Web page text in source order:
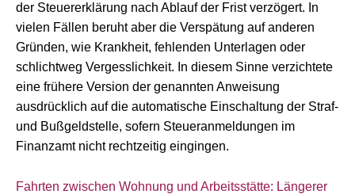
der Steuererklärung nach Ablauf der Frist verzögert. In
vielen Fällen beruht aber die Verspätung auf anderen
Gründen, wie Krankheit, fehlenden Unterlagen oder
schlichtweg Vergesslichkeit. In diesem Sinne verzichtete
eine frühere Version der genannten Anweisung
ausdrücklich auf die automatische Einschaltung der Straf-
und Bußgeldstelle, sofern Steueranmeldungen im
Finanzamt nicht rechtzeitig eingingen.
Fahrten zwischen Wohnung und Arbeitsstätte: Längerer